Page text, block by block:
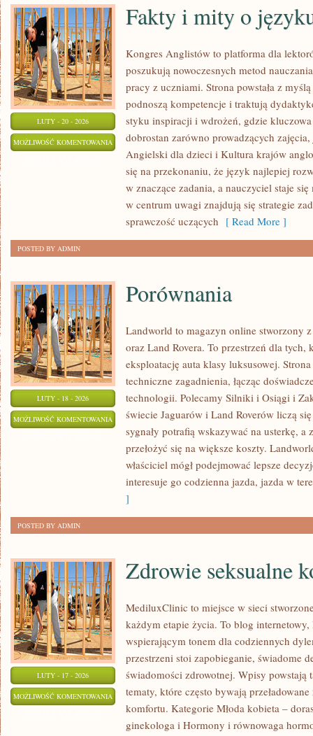
LUTY - 20 - 2026
MOŻLIWOŚĆ KOMENTOWANIA FAKTY
MITY
JĘZYKU
ANGIELSKIM
Fakty i mity o
Kongres Anglistów to platforma dla
poszukują nowoczesnych metod
pracy z uczniami. Strona powstała z
podnoszą kompetencje i traktują
styku inspiracji i wdrożeń, gdzie
dobrostan zarówno prowadzących
Angielski dla dzieci i Kultura krajów
się na przekonaniu, że język najlepiej
w znaczące zadania, a nauczyciel staje
w centrum uwagi znajdują się strategie
sprawczość uczących [ Read More ]
POSTED BY ADMIN
LUTY - 18 - 2026
MOŻLIWOŚĆ KOMENTOWANIA PORÓWNANIA
Porównania
Landworld to magazyn online stworzony
oraz Land Rovera. To przestrzeń dla
eksploatację auta klasy luksusowej.
techniczne zagadnienia, łącząc
technologii. Polecamy Silniki i Osiągi i
świecie Jaguarów i Land Roverów liczą
sygnały potrafią wskazywać na usterkę, a
przełożyć się na większe koszty.
właściciel mógł podejmować lepsze
interesuje go codzienna jazda, jazda w
]
POSTED BY ADMIN
LUTY - 17 - 2026
MOŻLIWOŚĆ KOMENTOWANIA ZDROWIE
SEKSUALNE
KOBIETY
Zdrowie seksualne
MediluxClinic to miejsce w sieci
każdym etapie życia. To blog
wspierającym tonem dla codziennych
przestrzeni stoi zapobieganie, świadome
świadomości zdrowotnej. Wpisy powstają
tematy, które często bywają
komfortu. Kategorie Młoda kobieta –
ginekologa i Hormony i równowaga